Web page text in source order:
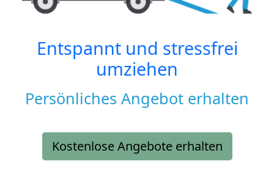
Entspannt und stressfrei
umziehen
Persönliches Angebot erhalten
Kostenlose Angebote erhalten